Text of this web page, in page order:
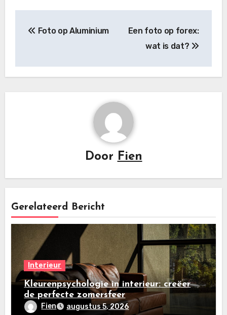
navigatie
Foto op Aluminium
Een foto op forex:
wat is dat?
Door Fien
Gerelateerd Bericht
Interieur
Kleurenpsychologie in interieur: creëer
de perfecte zomersfeer
Fien augustus 5, 2026